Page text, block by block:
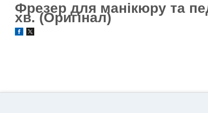
Фрезер для манікюру та
хв. (Оригінал)